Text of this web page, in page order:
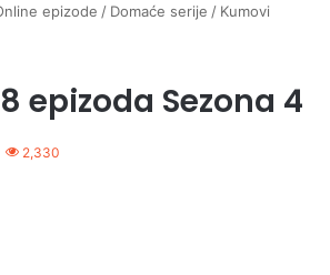
epizode / Domaće serije / Kumovi
epizoda Sezona 4
2,330